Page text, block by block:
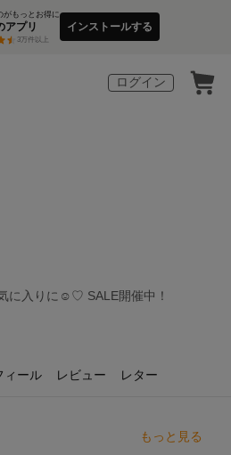
がもっとお得に
アプリ
3万件以上
インストールする
ログイン
に入りに☺︎♡ SALE開催中！
ィール レビュー レター
もっと見る